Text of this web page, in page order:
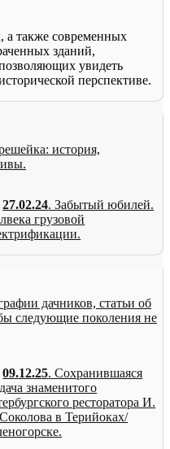
а также современных
зданий,
увидеть
перспективе.
история,
27.02.24. Забытый юбилей.
грузовой
дачников, статьи об
следующие поколения не
09.12.25. Сохранившаяся
знаменитого
ресторатора И.
в Терийоках/